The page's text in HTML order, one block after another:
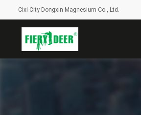
Cixi City Dongxin Magnesium Co., Ltd.